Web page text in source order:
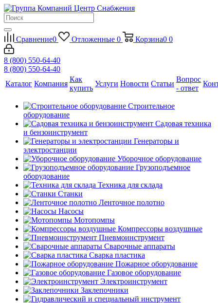
Сравнение0 Отложенные 0 Корзина0 0
8 (800) 550-64-40
8 (800) 550-64-40
Каталог Компания
Как
купить
Услуги Новости Статьи
Вопрос
- ответ
Строительное
оборудование
Садовая техника
и бензоинструмент
Генераторы и
электростанции
Уборочное оборудование
Грузоподъемное
оборудование
Техника для склада
Станки
Ленточное полотно
Насосы
Мотопомпы
Компрессоры воздушные
Пневмоинструмент
Сварочные аппараты
Сварка пластика
Пожарное оборудование
Газовое оборудование
Электроинструмент
Заклепочники